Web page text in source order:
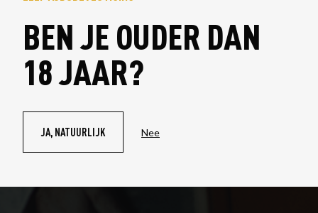
DE BEERZE BOX
HET BESTE VAN
BEERZE
BEN JE OUDER DAN
18 JAAR?
JA, NATUURLIJK Nee